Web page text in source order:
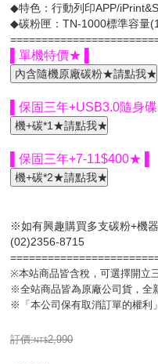
◆特色：行動列印APP/
◆碳粉匣：TN-1000標準容量
▌單機特價★ ▌
▌保固三年+USB3.0隨身
▌保固三年+7-11$400★ ▌
※如有興趣購買多支碳粉+機
(02)2356-8715
※本站商品皆含稅，可選擇開立
※全站商品皆為原廠公司貨，全
※「本公司保有取消訂單的權利」
訂價: 2,990